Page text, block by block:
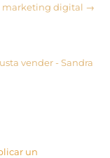
marketing digital →
vender - Sandra
un